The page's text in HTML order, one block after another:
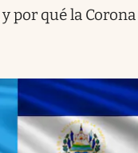
por qué la Corona